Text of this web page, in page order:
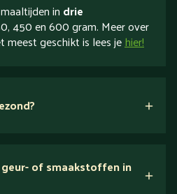
in drie
450 en 600 gram. Meer over
geschikt is lees jehier!
of smaakstoffen in